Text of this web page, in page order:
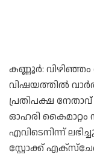
കണ്ണൂർ:
വിഷയത്തിൽ
പ്രതിപക്ഷ
ഓഹരി കൈമാറ്റം
എവിടെനിന്ന്
സ്റ്റോക്ക്